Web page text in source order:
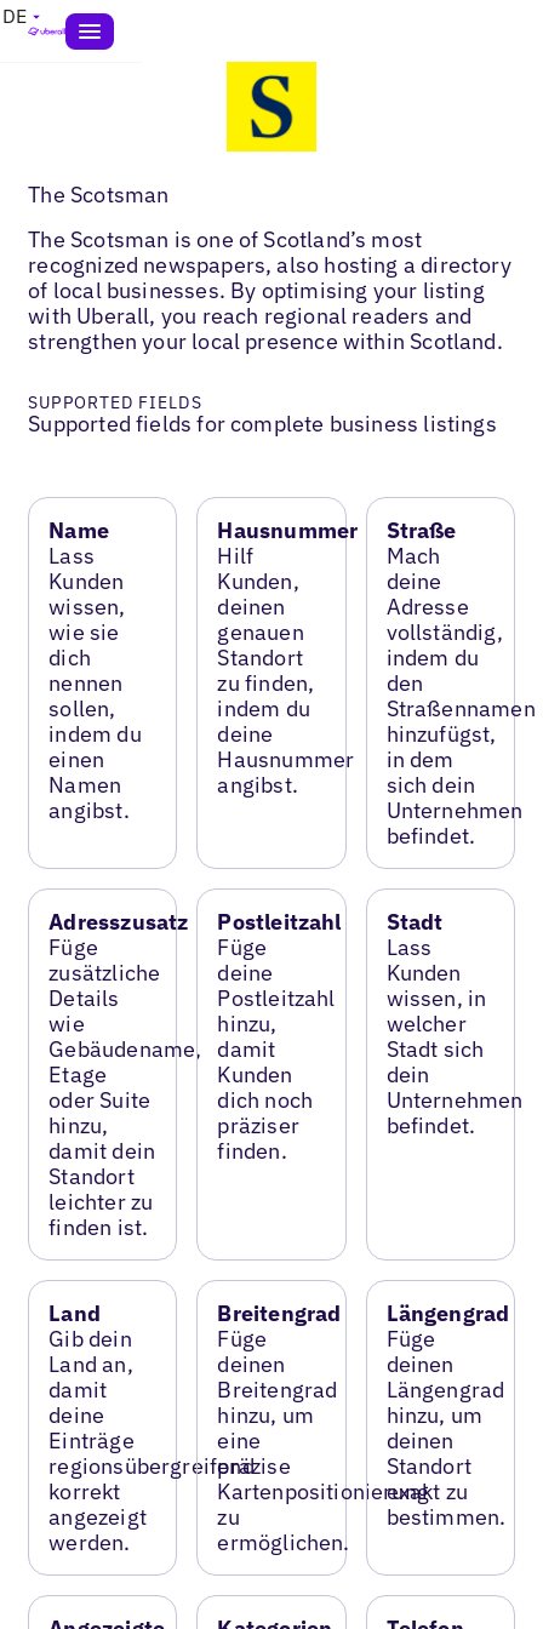
DE
The Scotsman
The Scotsman is one of Scotland’s most
recognized newspapers, also hosting a directory
of local businesses. By optimising your listing
with Uberall, you reach regional readers and
strengthen your local presence within Scotland.
SUPPORTED FIELDS
Supported fields for complete business listings
Name
Lass
Kunden
wissen,
wie sie
dich
nennen
sollen,
indem du
einen
Namen
angibst.
Hausnummer
Hilf
Kunden,
deinen
genauen
Standort
zu finden,
indem du
deine
Hausnummer
angibst.
Straße
Mach
deine
Adresse
vollständig,
indem du
den
Straßennamen
hinzufügst,
in dem
sich dein
Unternehmen
befindet.
Adresszusatz
Füge
zusätzliche
Details
wie
Gebäudename,
Etage
oder Suite
hinzu,
damit dein
Standort
leichter zu
finden ist.
Postleitzahl
Füge
deine
Postleitzahl
hinzu,
damit
Kunden
dich noch
präziser
finden.
Stadt
Lass
Kunden
wissen, in
welcher
Stadt sich
dein
Unternehmen
befindet.
Land
Gib dein
Land an,
damit
deine
Einträge
regionsübergreifend
korrekt
angezeigt
werden.
Breitengrad
Füge
deinen
Breitengrad
hinzu, um
eine
präzise
Kartenpositionierung
zu
ermöglichen.
Längengrad
Füge
deinen
Längengrad
hinzu, um
deinen
Standort
exakt zu
bestimmen.